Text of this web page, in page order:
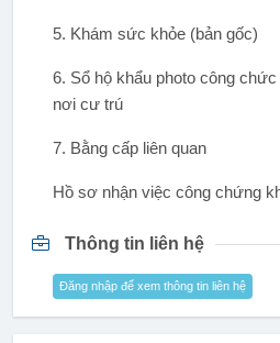
5. Khám sức khỏe (bản gốc)
6. Sổ hộ khẩu photo công
nơi cư trú
7. Bằng cấp liên quan
Hồ sơ nhận việc công chứng
Thông tin liên hệ
Đăng nhập để xem thông tin liên hệ